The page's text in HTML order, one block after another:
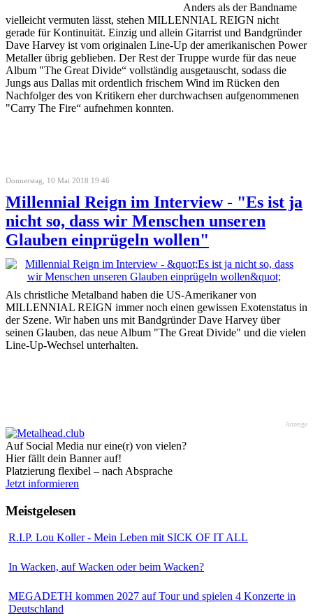
Anders als der Bandname
vielleicht vermuten lässt, stehen MILLENNIAL REIGN nicht
gerade für Kontinuität. Einzig und allein Gitarrist und Bandgründer
Dave Harvey ist vom originalen Line-Up der amerikanischen Power
Metaller übrig geblieben. Der Rest der Truppe wurde für das neue
Album "The Great Divide“ vollständig ausgetauscht, sodass die
Jungs aus Dallas mit ordentlich frischem Wind im Rücken den
Nachfolger des von Kritikern eher durchwachsen aufgenommenen
"Carry The Fire“ aufnehmen konnten.
Donnerstag, 10 Mai 2018 19:46
Millennial Reign im Interview - "Es ist ja
nicht so, dass wir Menschen unseren
Glauben einprügeln wollen"
Als christliche Metalband haben die US-Amerikaner von
MILLENNIAL REIGN immer noch einen gewissen Exotenstatus in
der Szene. Wir haben uns mit Bandgründer Dave Harvey über
seinen Glauben, das neue Album "The Great Divide" und die vielen
Line-Up-Wechsel unterhalten.
Anzeige
Auf Social Media nur eine(r) von vielen?
Hier fällt dein Banner auf!
Platzierung flexibel – nach Absprache
Jetzt informieren
Meistgelesen
R.I.P. Lou Koller - Mein Leben mit SICK OF IT ALL
In Wacken, auf Wacken oder beim Wacken?
MEGADETH kommen 2027 auf Tour und spielen 4 Konzerte in
Deutschland